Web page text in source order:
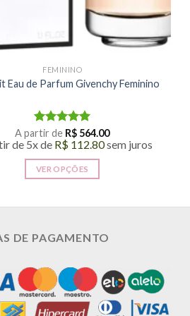
FEMININO
Eau de Parfum Givenchy Feminino
Avaliação
5.00 de 5
A partir de R$ 564.00
de 5x de R$112.80sem juros
VER OPÇÕES
várias
As
opções
podem
DE PAGAMENTO